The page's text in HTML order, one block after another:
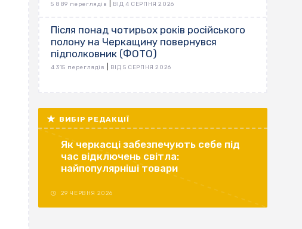
5 889 переглядів ВІД 4 СЕРПНЯ 2026
Після понад чотирьох років російського
полону на Черкащину повернувся
підполковник (ФОТО)
4 315 переглядів ВІД 5 СЕРПНЯ 2026
ВИБІР РЕДАКЦІЇ
Як черкасці забезпечують себе під
час відключень світла:
найпопулярніші товари
29 ЧЕРВНЯ 2026